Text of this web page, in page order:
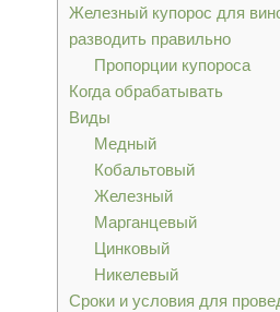
Железный купорос для
разводить правильно
Пропорции купороса
Когда обрабатывать
Виды
Медный
Кобальтовый
Железный
Марганцевый
Цинковый
Никелевый
Сроки и условия для